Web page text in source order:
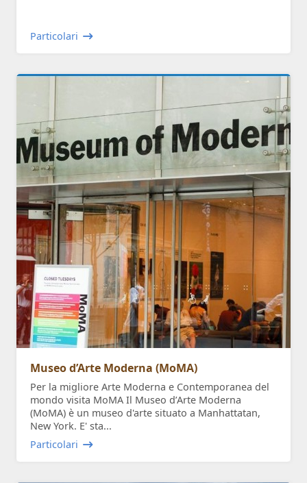
Particolari
Museo d’Arte Moderna (MoMA)
Per la migliore Arte Moderna e Contemporanea del
mondo visita MoMA Il Museo d’Arte Moderna
(MoMA) è un museo d'arte situato a Manhattatan,
New York. E' sta...
Particolari